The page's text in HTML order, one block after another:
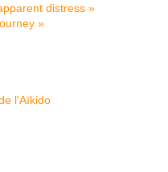
distress »
»
l'Aïkido